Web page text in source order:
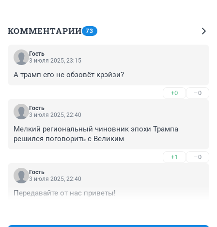
КОММЕНТАРИИ 73
Гость
3 июля 2025, 23:15
А трамп его не обзовёт крэйзи?
+0 –0
Гость
3 июля 2025, 22:40
Мелкий региональный чиновник эпохи Трампа
решился поговорить с Великим
+1 –0
Гость
3 июля 2025, 22:40
Передавайте от нас приветы!